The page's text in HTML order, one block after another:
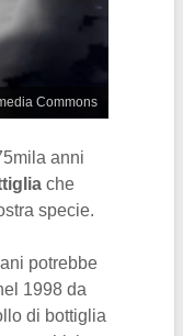
Commons
anni
che
specie.
potrebbe
1998 da
di bottiglia